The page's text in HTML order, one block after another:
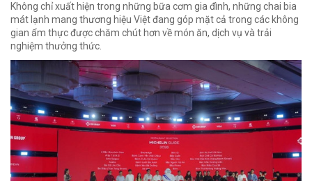
Không chỉ xuất hiện trong những bữa cơm gia đình, những chai bia
mát lạnh mang thương hiệu Việt đang góp mặt cả trong các không
gian ẩm thực được chăm chút hơn về món ăn, dịch vụ và trải
nghiệm thưởng thức.